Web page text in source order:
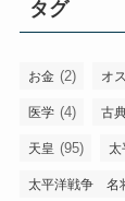
ー
タグ
お金 (2) オ
医学 (4) 古
天皇 (95) 太
太平洋戦争 名